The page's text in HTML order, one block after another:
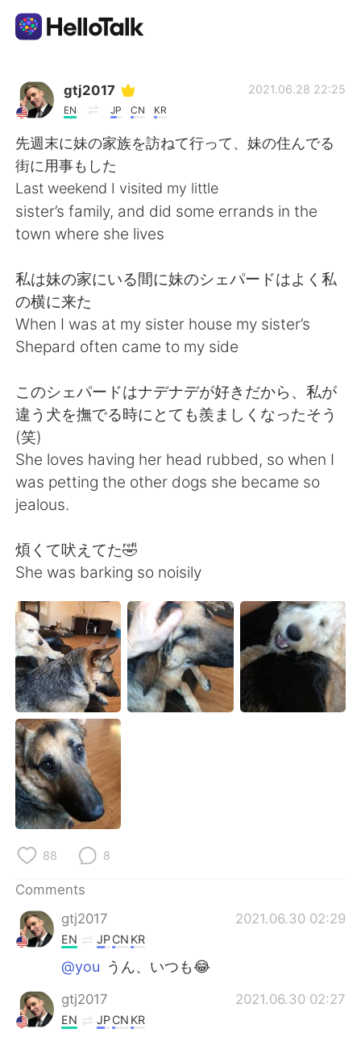
Language Exchange App
English
简体中文 繁體中文
Español العربية
Français Deutsch
Русский ไทย
Indonesia
Türkçe Tiếng Việt
gtj2017
EN JP CN KR
2021.06.28 22:25
先週末に妹の家族を訪ねて行って、妹の住んでる
街に用事もした
Last weekend I visited my little
sister’s family, and did some errands in the
town where she lives
私は妹の家にいる間に妹のシェパードはよく私
の横に来た
When I was at my sister house my sister’s
Shepard often came to my side
このシェパードはナデナデが好きだから、私が
違う犬を撫でる時にとても羨ましくなったそう
(笑)
She loves having her head rubbed, so when I
was petting the other dogs she became so
jealous.
煩くて吠えてた🤣
She was barking so noisily
88 8
Comments
gtj2017
2021.06.30 02:29
EN JPCN KR
@you うん、いつも😂
gtj2017 2021.06.30 02:27
EN JPCN KR